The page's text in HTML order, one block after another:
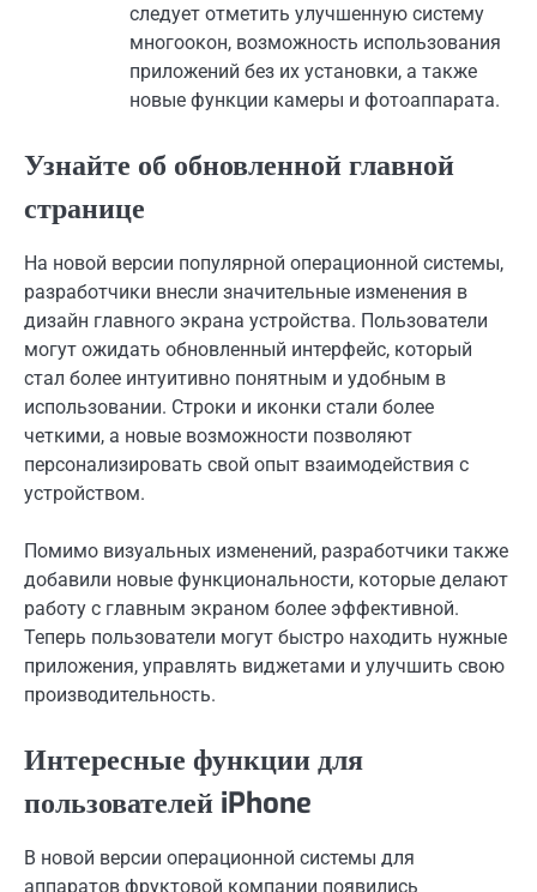
следует отметить улучшенную систему
многоокон, возможность использования
приложений без их установки, а также
новые функции камеры и фотоаппарата.
Узнайте об обновленной главной
странице
На новой версии популярной операционной системы,
разработчики внесли значительные изменения в
дизайн главного экрана устройства. Пользователи
могут ожидать обновленный интерфейс, который
стал более интуитивно понятным и удобным в
использовании. Строки и иконки стали более
четкими, а новые возможности позволяют
персонализировать свой опыт взаимодействия с
устройством.
Помимо визуальных изменений, разработчики также
добавили новые функциональности, которые делают
работу с главным экраном более эффективной.
Теперь пользователи могут быстро находить нужные
приложения, управлять виджетами и улучшить свою
производительность.
Интересные функции для
пользователей iPhone
В новой версии операционной системы для
аппаратов фруктовой компании появились